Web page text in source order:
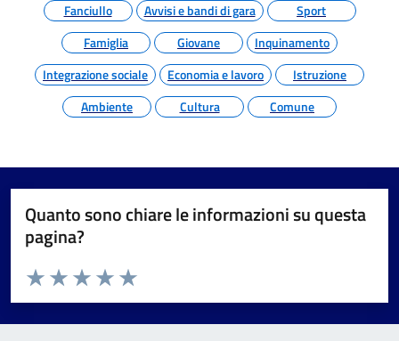
Fanciullo
Avvisi e bandi di gara
Sport
Famiglia
Giovane
Inquinamento
Integrazione sociale
Economia e lavoro
Istruzione
Ambiente
Cultura Comune
Quanto sono chiare le informazioni su questa
pagina?
Valuta da 1 a 5 stelle la pagina
Valuta 5 stelle su 5
Valuta 4 stelle su 5
Valuta 3 stelle su 5
Valuta 2 stelle su 5
Valuta 1 stelle su 5